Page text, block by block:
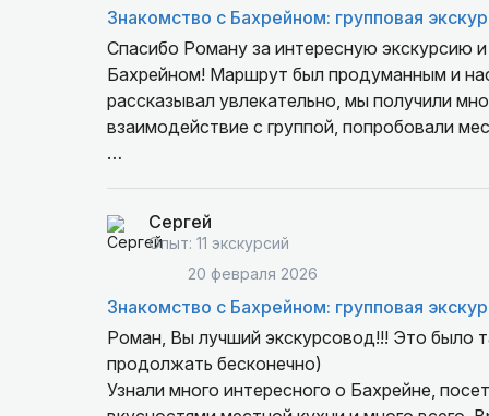
Знакомство с Бахрейном: групповая
Спасибо Роману за интересную экскурсию
Бахрейном! Маршрут был продуманным и
рассказывал увлекательно, мы получили
взаимодействие с группой, попробовали
Однозначно рекомендуем гида и программу!
Сергей
Опыт: 11 экскурсий
20 февраля 2026
Знакомство с Бахрейном: групповая
Роман, Вы лучший экскурсовод!!! Это было
продолжать бесконечно)
Узнали много интересного о Бахрейне,